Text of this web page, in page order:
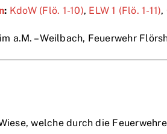
: KdoW (Flö. 1-10), ELW 1 (Flö. 1-11),
a.M. – Weilbach, Feuerwehr
welche durch die